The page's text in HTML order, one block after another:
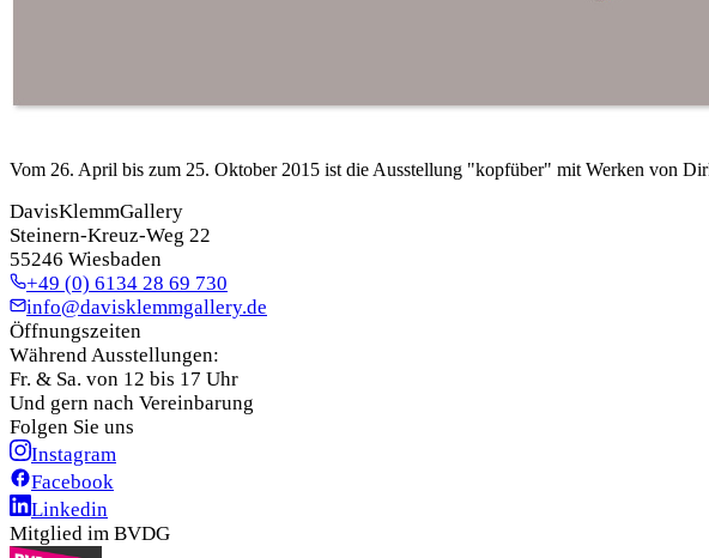
Vom 26. April bis zum 25. Oktober 2015 ist die Ausstellung "kopfüber" mit Werken von
DavisKlemmGallery
Steinern-Kreuz-Weg 22
55246 Wiesbaden
+49 (0) 6134 28 69 730
info@davisklemmgallery.de
Öffnungszeiten
Während Ausstellungen:
Fr. & Sa. von 12 bis 17 Uhr
Und gern nach Vereinbarung
Folgen Sie uns
Instagram
Facebook
Linkedin
Mitglied im BVDG